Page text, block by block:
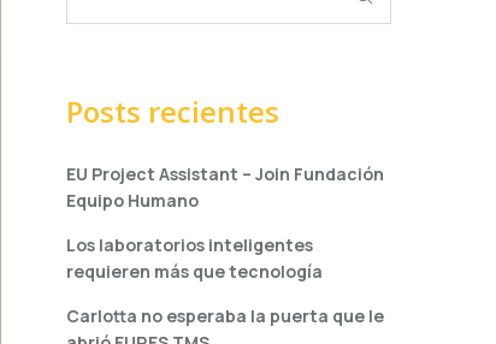
Posts recientes
EU Project Assistant – Join Fundación
Equipo Humano
Los laboratorios inteligentes
requieren más que tecnología
Carlotta no esperaba la puerta que le